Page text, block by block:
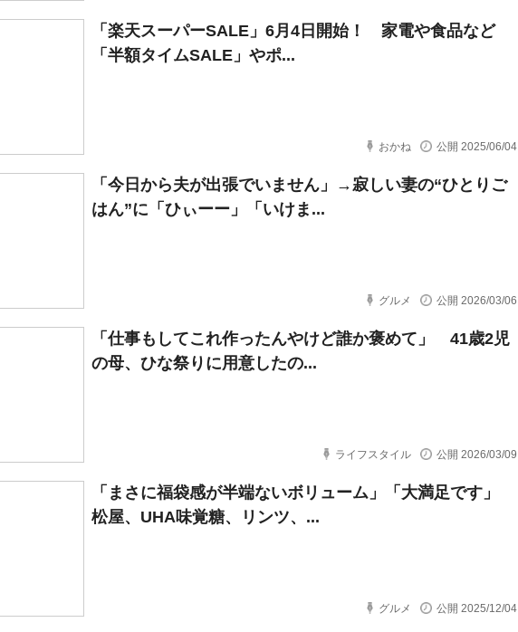
「楽天スーパーSALE」6月4日開始！ 家電や食品など
「半額タイムSALE」やポ...
おかね 公開 2025/06/04
「今日から夫が出張でいません」→寂しい妻の“ひとりご
はん”に「ひぃーー」「いけま...
グルメ 公開 2026/03/06
「仕事もしてこれ作ったんやけど誰か褒めて」 41歳2児
の母、ひな祭りに用意したの...
ライフスタイル 公開 2026/03/09
「まさに福袋感が半端ないボリューム」「大満足です」
松屋、UHA味覚糖、リンツ、...
グルメ 公開 2025/12/04